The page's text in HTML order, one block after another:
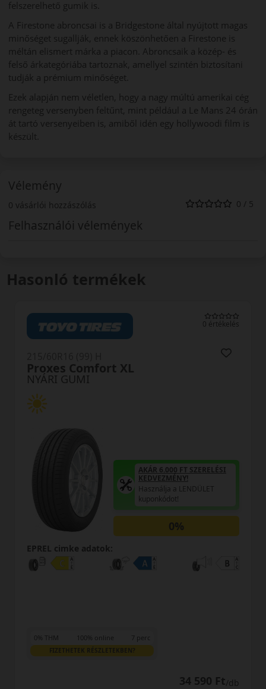
felszerelhető gumik is.
A Firestone abroncsai is a Bridgestone által nyújtott magas
minőséget sugallják, ennek köszönhetően a Firestone is
méltán elismert márka a piacon. Abroncsaik a közép- és
felső árkategóriába tartoznak, amellyel szintén biztosítani
tudják a prémium minőséget.
Ezek alapján nem véletlen, hogy a nagy múltú amerikai cég
rengeteg versenyben feltűnt, mint például a Le Mans 24 órán
át tartó versenyeiben is, amiből idén egy hollywoodi film is
készült.
Vélemény
0 vásárlói hozzászólás 0 / 5
Felhasználói vélemények
Hasonló termékek
0 értékelés
NYÁRI GUMI
Premio ARZero XL
AKÁR 6.000 FT
Használja a
EPREL cimke adatok:
0% THM 100% online
FIZETHETEK RÉSZLETEKBEN?